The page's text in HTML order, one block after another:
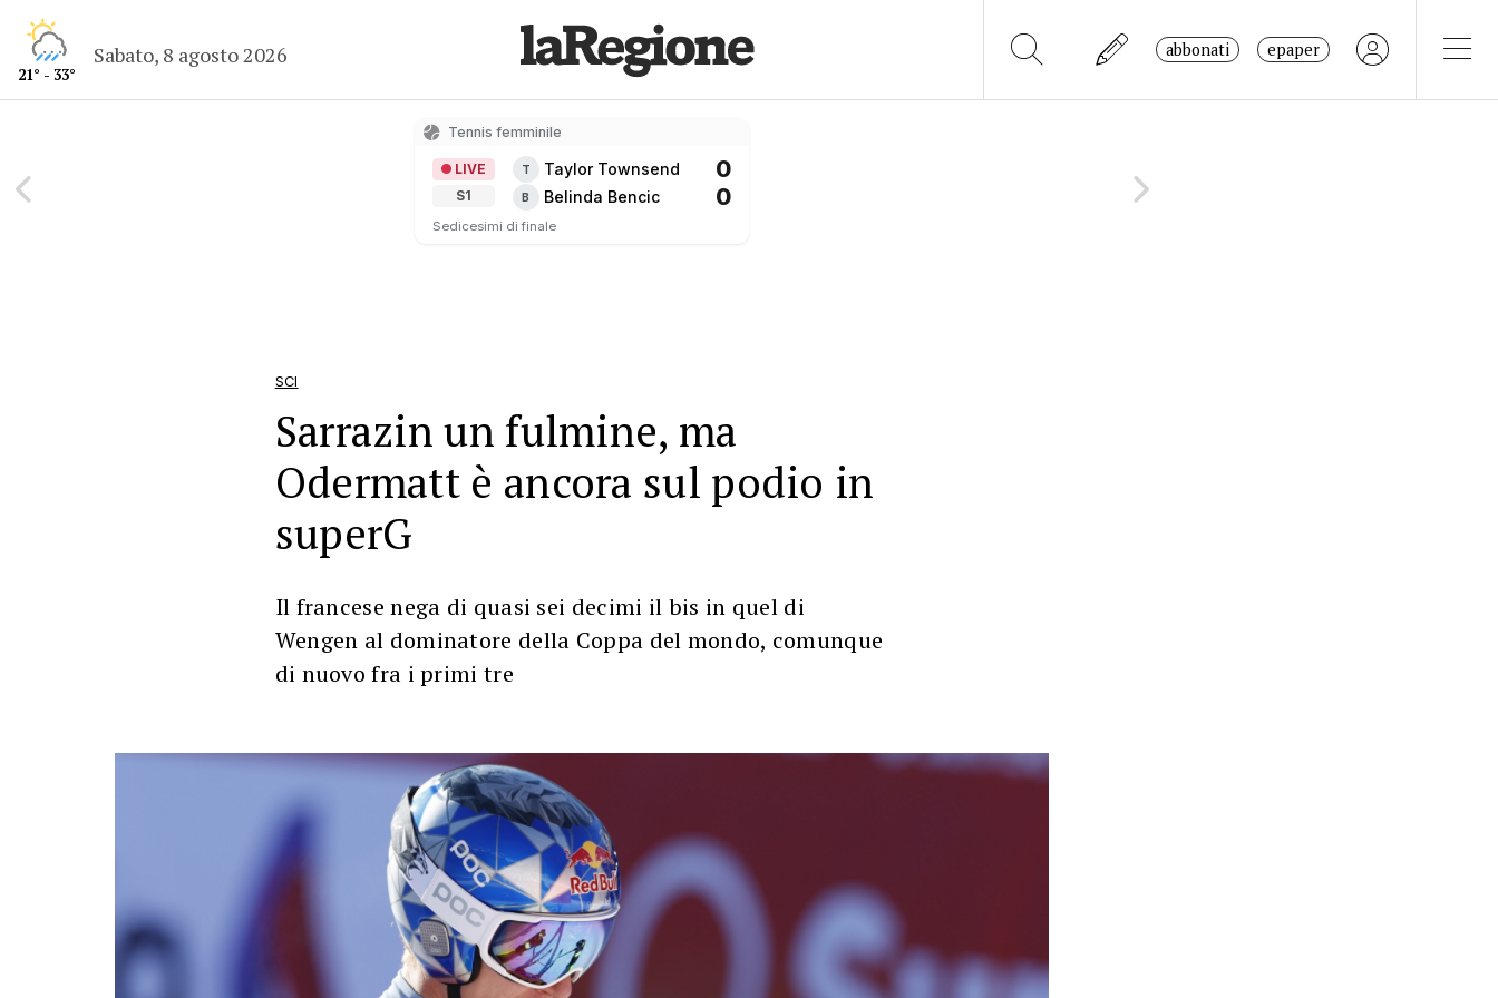
21° - 33°
Sabato, 8 agosto 2026 abbonati epaper
Tennis femminile
LIVE
S1
T Taylor Townsend 0
B Belinda Bencic 0
Sedicesimi di finale
SCI
Sarrazin un fulmine, ma
Odermatt è ancora sul podio in
superG
Il francese nega di quasi sei decimi il bis in quel di
Wengen al dominatore della Coppa del mondo, comunque
di nuovo fra i primi tre